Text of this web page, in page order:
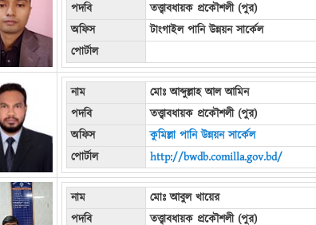
পদবি
তত্ত্বাবধায়ক প্রকৌশলী (পুর)
অফিস
টাংগাইল পানি উন্নয়ন সার্কেল
পোর্টাল
নাম
মোঃ আব্দুল্লাহ আল আমিন
পদবি
তত্ত্বাবধায়ক প্রকৌশলী (পুর)
অফিস
কুমিল্লা পানি উন্নয়ন সার্কেল
পোর্টাল
http://bwdb.comilla.gov.bd/
নাম
মোঃ আবুল খায়ের
পদবি
তত্ত্বাবধায়ক প্রকৌশলী (পুর)